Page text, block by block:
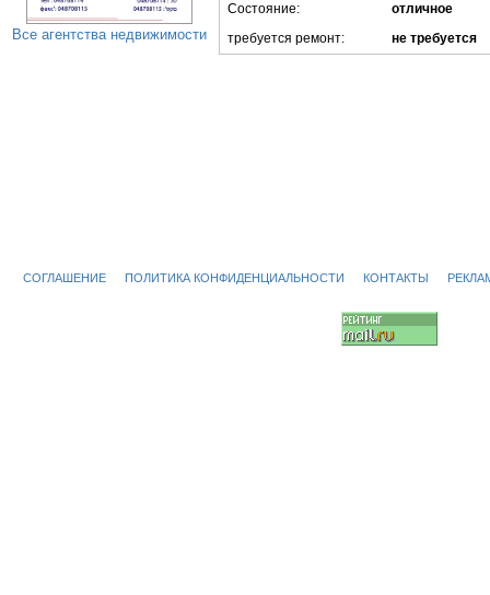
Все агентства недвижимости
Состояние:
отличное
требуется ремонт:
не требуется
СОГЛАШЕНИЕ ПОЛИТИКА КОНФИДЕНЦИАЛЬНОСТИ КОНТАКТЫ